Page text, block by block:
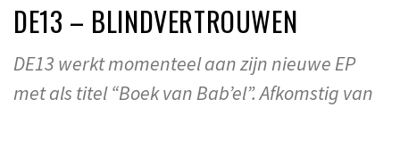
DE13 – BLINDVERTROUWEN
DE13 werkt momenteel aan zijn nieuwe EP
met als titel “Boek van Bab’el”. Afkomstig van